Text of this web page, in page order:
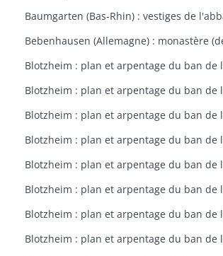
Baumgarten (Bas-Rhin) : vestiges de